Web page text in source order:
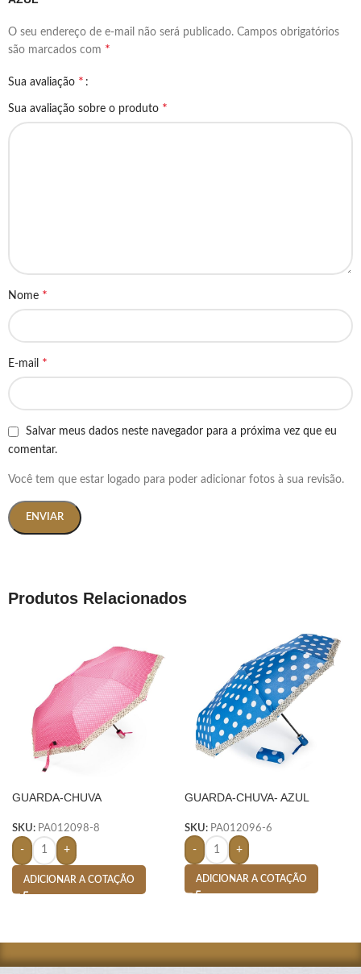
O seu endereço de e-mail não será publicado. Campos obrigatórios
são marcados com *
Sua avaliação *
Sua avaliação sobre o produto *
Nome *
E-mail *
Salvar meus dados neste navegador para a próxima vez que eu
comentar.
Você tem que estar logado para poder adicionar fotos à sua revisão.
Produtos Relacionados
GUARDA-CHUVA
SKU: PA012098-8
- +
ADICIONAR A COTAÇÃO
GUARDA-CHUVA- AZUL
SKU: PA012096-6
- +
ADICIONAR A COTAÇÃO